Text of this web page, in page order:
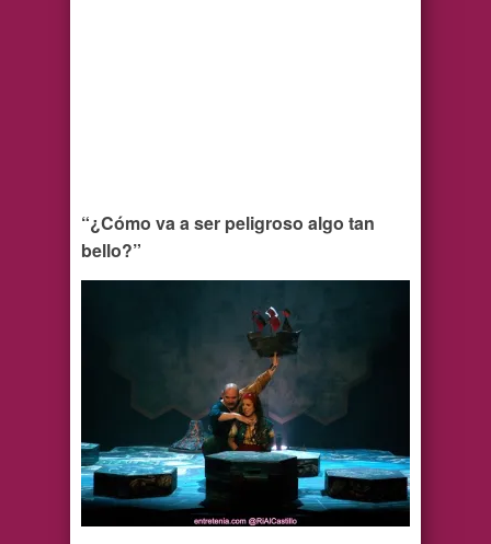
“¿Cómo va a ser peligroso algo tan
bello?”